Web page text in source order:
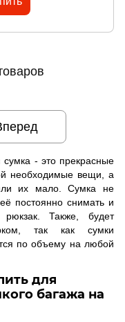
- это прекрасные
необходимые вещи, а
их мало. Сумка не
постоянно снимать и
рюкзак. Также, будет
так как сумки
по объему на любой
для
багажа на